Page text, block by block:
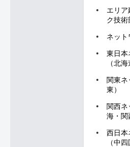
エリア
ク技術
ネット
東日本
（北
関東ネ
東）
関西ネ
海・関
西日本
（中